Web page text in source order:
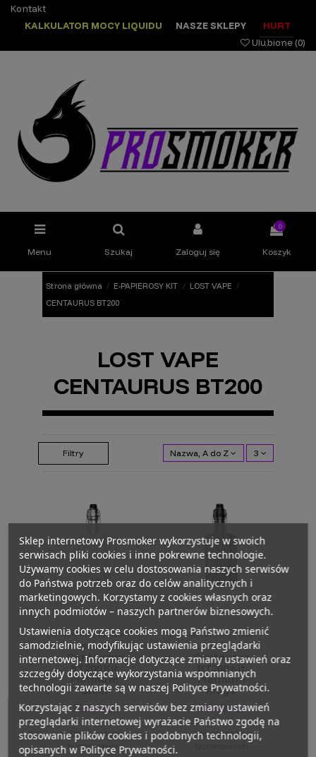
Kontakt
KALKULATOR MOCY LIQUIDU
NASZE SKLEPY
HURT
Ulubione (0)
Menu Szukaj Zaloguj się
0
Koszyk
Strona główna E-PAPIEROSY KIT
LOST VAPE
CENTAURUS BT200
LOST VAPE
CENTAURUS BT200
Filtry Nazwa, A do Z 3
CENTAURUS BT200
Lost Vape
Centaurus
BT200 Kit
Platinum
Crest
359,00 zł
Dla klientów
biznesowych
CENTAURUS BT200
Lost Vape
Centaurus
BT200 Kit
Platinum
Ridge
359,00 zł
Dla klientów
Sklep internetowy Prosmoker wykorzystuje w swoich
serwisach pliki cookies i inne pokrewne technologie.
Używamy cookies w celu dostosowania naszych serwisów
do Państwa potrzeb oraz do celów analitycznych i
marketingowych. Korzystamy z cookies własnych oraz
innych podmiotów – naszych partnerów biznesowych.
Ustawienia dotyczące cookies mogą Państwo zmienić
samodzielnie, modyfikując ustawienia przeglądarki
internetowej. Informacje dotyczące zmiany ustawień oraz
szczegóły dotyczące wykorzystania wspomnianych
technologii zawarte są w naszej Polityce Prywatności.
Korzystając z naszych serwisów bez zmiany ustawień
przeglądarki internetowej wyrażacie Państwo zgodę na
stosowanie plików cookies i podobnych technologii,
opisanych w Polityce Prywatności.